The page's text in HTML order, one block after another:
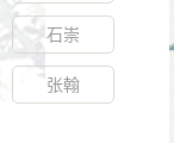
石崇
张翰